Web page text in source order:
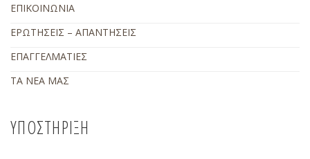
ΕΠΙΚΟΙΝΩΝΙΑ
ΕΡΩΤΗΣΕΙΣ – ΑΠΑΝΤΗΣΕΙΣ
ΕΠΑΓΓΕΛΜΑΤΙΕΣ
ΤΑ ΝΕΑ ΜΑΣ
ΥΠΟΣΤΗΡΙΞΗ